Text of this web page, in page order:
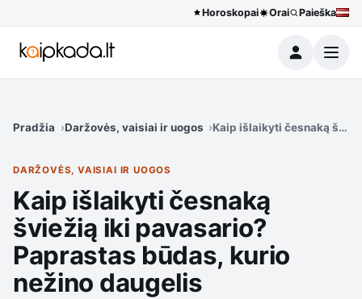
Horoskopai Orai Paieška
Meniu
Pradžia Daržovės, vaisiai ir uogos Kaip išlaikyti česnaką
DARŽOVĖS, VAISIAI IR UOGOS
Kaip išlaikyti česnaką
šviežią iki pavasario?
Paprastas būdas, kurio
nežino daugelis